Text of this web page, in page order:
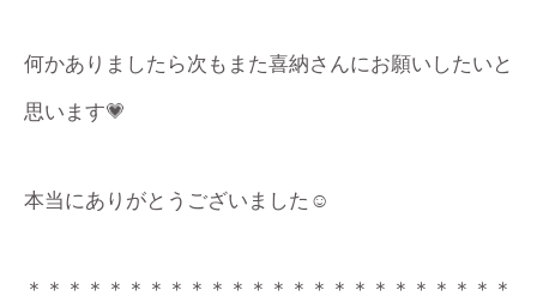
何かありましたら次もまた喜納さんにお願いしたいと
思います💗
本当にありがとうございました☺️
＊＊＊＊＊＊＊＊＊＊＊＊＊＊＊＊＊＊＊＊＊＊＊＊